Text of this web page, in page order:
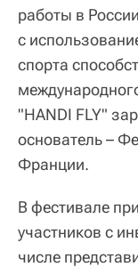
работы в
с
спорта
"HANDI FLY"
основатель –
Франции.
В фестивале
участников с
числе